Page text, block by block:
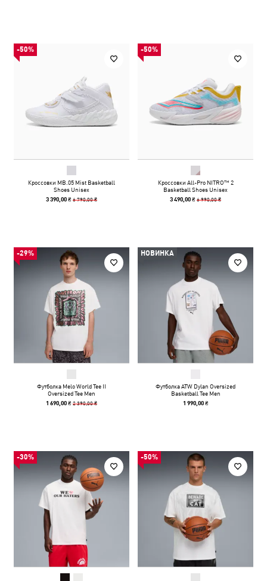
-50%
Кроссовки MB.05 Mist Basketball
Shoes Unisex
3 390,00 ₴6 790,00 ₴
-50%
Кроссовки All-Pro NITRO™ 2
Basketball Shoes Unisex
3 490,00 ₴6 990,00 ₴
-29%
Футболка Melo World Tee II
Oversized Tee Men
1 690,00 ₴2 390,00 ₴
НОВИНКА
Футболка ATW Dylan Oversized
Basketball Tee Men
1 990,00 ₴
-30% -50%